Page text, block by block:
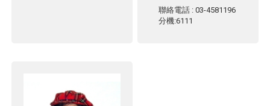
聯絡電話 : 03-4581196
分機:6111